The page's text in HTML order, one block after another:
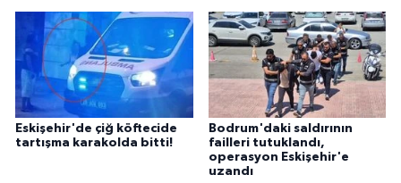
Eskişehir'de çiğ köftecide
tartışma karakolda bitti!
Bodrum'daki saldırının
failleri tutuklandı,
operasyon Eskişehir'e
uzandı